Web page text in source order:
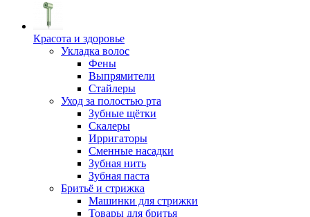
Красота и здоровье
Укладка волос
Фены
Выпрямители
Стайлеры
Уход за полостью рта
Зубные щётки
Скалеры
Ирригаторы
Сменные насадки
Зубная нить
Зубная паста
Бритьё и стрижка
Машинки для стрижки
Товары для бритья